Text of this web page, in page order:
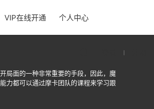
VIP在线开通 个人中心
局面的一种非常重要的手段，因此，魔
力都可以通过摩卡团队的课程来学习跟